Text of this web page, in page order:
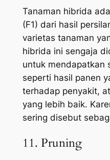
Tanaman hibrida
(F1) dari hasil
varietas tanaman
hibrida ini sengaja
untuk mendapatkan
seperti hasil panen
terhadap penyakit,
yang lebih baik.
sering disebut
11. Pruning